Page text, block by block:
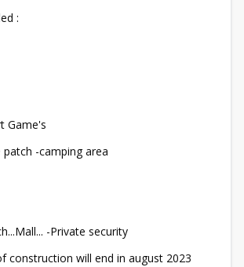
:
Game's
patch -camping area
-Private security
construction will end in august 2023